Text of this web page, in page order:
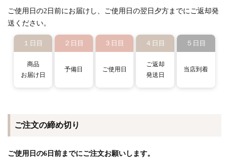
ご使用日の2日前にお届けし、ご使用日の翌日夕方までにご返却発
送ください。
１日目
商品
お届け日
２日目
予備日
３日目
ご使用日
４日目
ご返却
発送日
５日目
当店到着
ご注文の締め切り
ご使用日の6日前までにご注文お願いします。